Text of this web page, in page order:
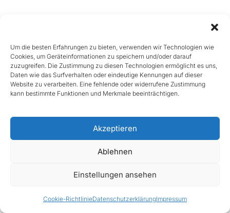
Um die besten Erfahrungen zu bieten, verwenden wir Technologien wie
Cookies, um Geräteinformationen zu speichern und/oder darauf
zuzugreifen. Die Zustimmung zu diesen Technologien ermöglicht es uns,
Daten wie das Surfverhalten oder eindeutige Kennungen auf dieser
Website zu verarbeiten. Eine fehlende oder widerrufene Zustimmung
kann bestimmte Funktionen und Merkmale beeinträchtigen.
Akzeptieren
Ablehnen
Einstellungen ansehen
Cookie-RichtlinieDatenschutzerklärungImpressum
55606 Kirnsulzbach
Datenschutzerklärung